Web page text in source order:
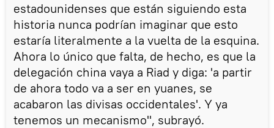
estadounidenses que están siguiendo esta
historia nunca podrían imaginar que esto
estaría literalmente a la vuelta de la esquina.
Ahora lo único que falta, de hecho, es que la
delegación china vaya a Riad y diga: 'a partir
de ahora todo va a ser en yuanes, se
acabaron las divisas occidentales'. Y ya
tenemos un mecanismo", subrayó.